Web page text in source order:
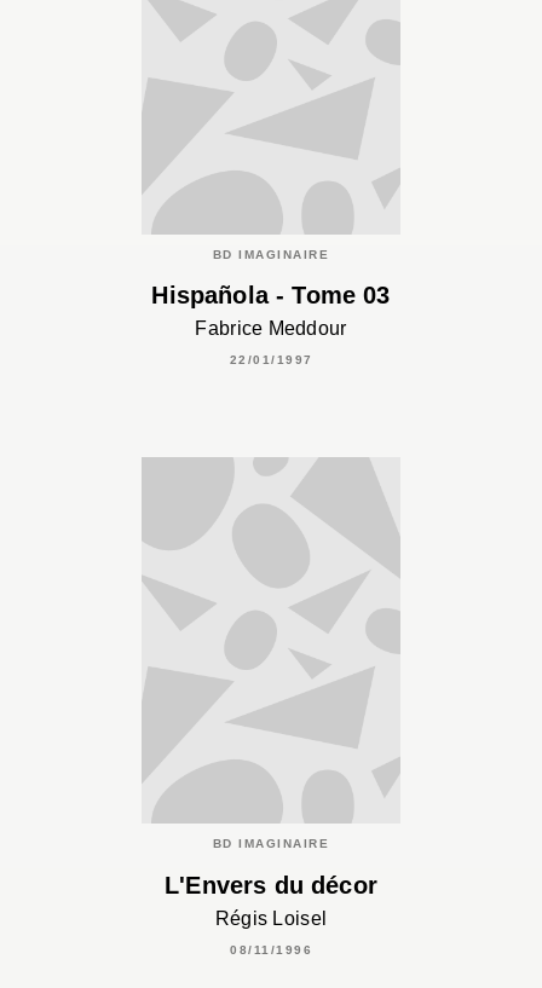
BD IMAGINAIRE
Hispañola - Tome 03
Fabrice Meddour
22/01/1997
BD IMAGINAIRE
L'Envers du décor
Régis Loisel
08/11/1996